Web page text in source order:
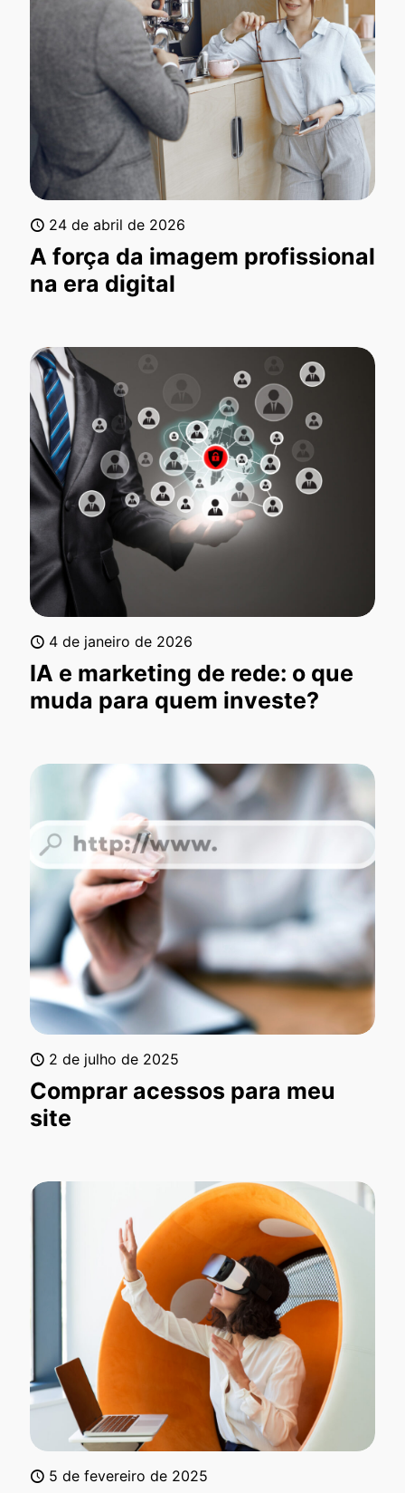
24 de abril de 2026
A força da imagem profissional
na era digital
4 de janeiro de 2026
IA e marketing de rede: o que
muda para quem investe?
2 de julho de 2025
Comprar acessos para meu
site
5 de fevereiro de 2025